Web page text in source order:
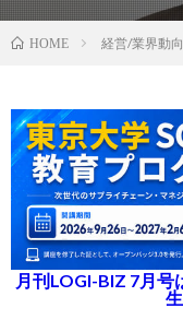
HOME 経営/業界動向
月刊LOGI-BIZ 7月号